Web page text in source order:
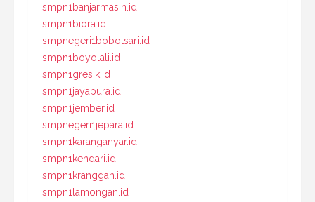
smpn1banjarmasin.id
smpn1biora.id
smpnegeri1bobotsari.id
smpn1boyolali.id
smpn1gresik.id
smpn1jayapura.id
smpn1jember.id
smpnegeri1jepara.id
smpn1karanganyar.id
smpn1kendari.id
smpn1kranggan.id
smpn1lamongan.id